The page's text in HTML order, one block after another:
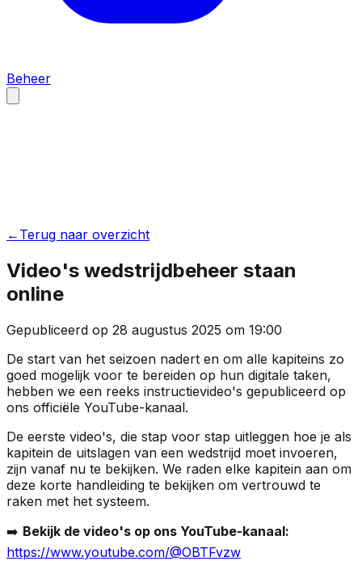
Beheer
← Terug naar overzicht
Video's wedstrijdbeheer staan
online
Gepubliceerd op 28 augustus 2025 om 19:00
De start van het seizoen nadert en om alle kapiteins zo
goed mogelijk voor te bereiden op hun digitale taken,
hebben we een reeks instructievideo's gepubliceerd op
ons officiële YouTube-kanaal.
De eerste video's, die stap voor stap uitleggen hoe je als
kapitein de uitslagen van een wedstrijd moet invoeren,
zijn vanaf nu te bekijken. We raden elke kapitein aan om
deze korte handleiding te bekijken om vertrouwd te
raken met het systeem.
➡️ Bekijk de video's op ons YouTube-kanaal:
https://www.youtube.com/@OBTFvzw